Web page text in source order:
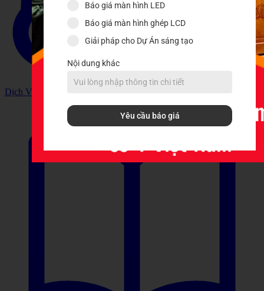
Dịch Vụ
Báo giá màn hình LED
Báo giá màn hình ghép LCD
Giải pháp cho Dự Án sáng tạo
Nội dung khác
Yêu cầu báo giá